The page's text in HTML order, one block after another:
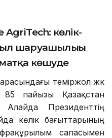
көлік-
шаруашылығы
көшуде
теміржол жүк
пайызы Қазақстан
Президенттің
көлік бағыттарының
сапасымен